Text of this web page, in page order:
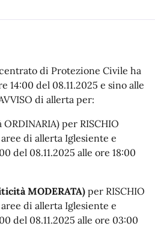
di Protezione Civile ha
14:00 del 08.11.2025 e sino alle
di allerta per:
per RISCHIO
di allerta Iglesiente e
del 08.11.2025 alle ore 18:00
MODERATA) per RISCHIO
di allerta Iglesiente e
del 08.11.2025 alle ore 03:00